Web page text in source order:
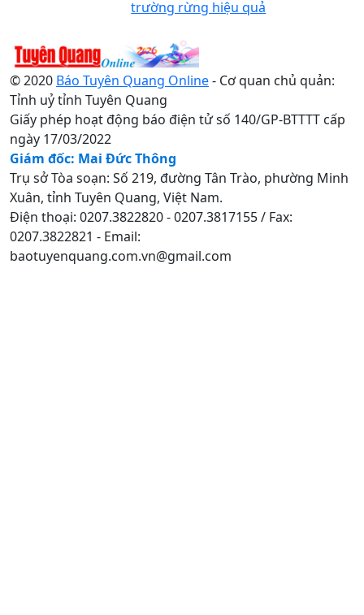
trường rừng hiệu quả
© 2020 Báo Tuyên Quang Online- Cơ quan chủ quản:
Tỉnh uỷ tỉnh Tuyên Quang
Giấy phép hoạt động báo điện tử số 140/GP-BTTTT cấp
ngày 17/03/2022
Giám đốc: Mai Đức Thông
Trụ sở Tòa soạn: Số 219, đường Tân Trào, phường Minh
Xuân, tỉnh Tuyên Quang, Việt Nam.
Điện thoại: 0207.3822820 - 0207.3817155 / Fax:
0207.3822821 - Email:
baotuyenquang.com.vn@gmail.com